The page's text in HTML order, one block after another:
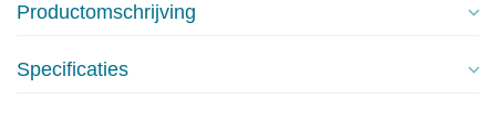
Productomschrijving
Specificaties